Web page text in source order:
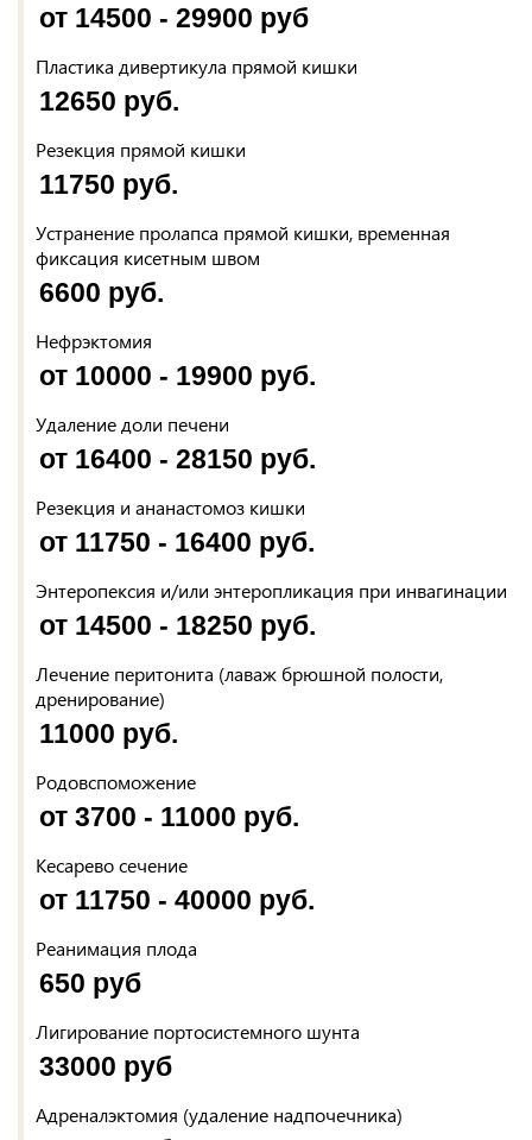
от 14500 - 29900 руб
Пластика дивертикула прямой кишки
12650 руб.
Резекция прямой кишки
11750 руб.
Устранение пролапса прямой кишки, временная
фиксация кисетным швом
6600 руб.
Нефрэктомия
от 10000 - 19900 руб.
Удаление доли печени
от 16400 - 28150 руб.
Резекция и ананастомоз кишки
от 11750 - 16400 руб.
Энтеропексия и/или энтеропликация при инвагинации
от 14500 - 18250 руб.
Лечение перитонита (лаваж брюшной полости,
дренирование)
11000 руб.
Родовспоможение
от 3700 - 11000 руб.
Кесарево сечение
от 11750 - 40000 руб.
Реанимация плода
650 руб
Лигирование портосистемного шунта
33000 руб
Адреналэктомия (удаление надпочечника)